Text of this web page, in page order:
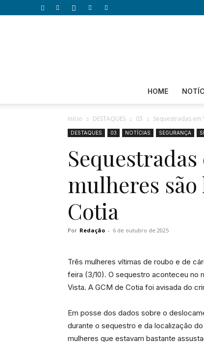
HOME
Início DESTAQUES 03 Sequestradas
DESTAQUES 03 NOTÍCIAS SEGURANÇA
mulheres
Cotia
Por Redação - 6 de outubro de 2025
Três mulheres vítimas de roubo e de
feira (3/10). O sequestro aconteceu no
Vista. A GCM de Cotia foi avisada do
Em posse dos dados sobre o
durante o sequestro e da localização
mulheres que estavam bastante